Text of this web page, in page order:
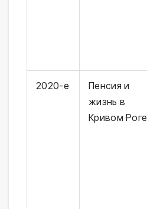
2020-е
Пенсия и
жизнь в
Кривом Роге